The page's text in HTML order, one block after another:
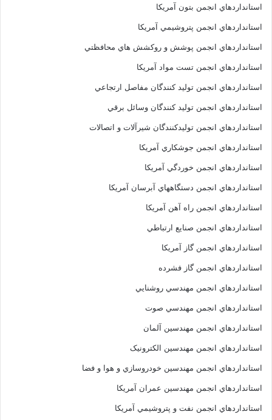
استانداردهاي انجمن بتون آمريکا
استانداردهاي انجمن پتروشيمي آمريکا
استانداردهاي انجمن پوشش و روکشش هاي محافظتي
استانداردهاي انجمن تست مواد آمريکا
استانداردهاي انجمن توليد کنندگان مفاصل ارتجاعي
استانداردهاي انجمن توليد کنندگان وسائل برقي
استانداردهاي انجمن توليدکنندگان شيرآلات و اتصالات
استانداردهاي انجمن جوشکاري آمريکا
استانداردهاي انجمن خوردگي آمريکا
استانداردهاي انجمن دستگاههاي آبرسان آمريکا
استانداردهاي انجمن راه آهن آمريکا
استانداردهاي انجمن صنايع ارتباطي
استانداردهاي انجمن گاز آمريکا
استانداردهاي انجمن گاز فشرده
استانداردهاي انجمن مهندسي روشنايي
استانداردهاي انجمن مهندسي صوت
استانداردهاي انجمن مهندسين آلمان
استانداردهاي انجمن مهندسين الکترونيک
استانداردهاي انجمن مهندسين خودروسازي و هوا و فضا
استانداردهاي انجمن مهندسين عمران آمريکا
استانداردهاي انجمن نفت و پتروشيمي آمريکا